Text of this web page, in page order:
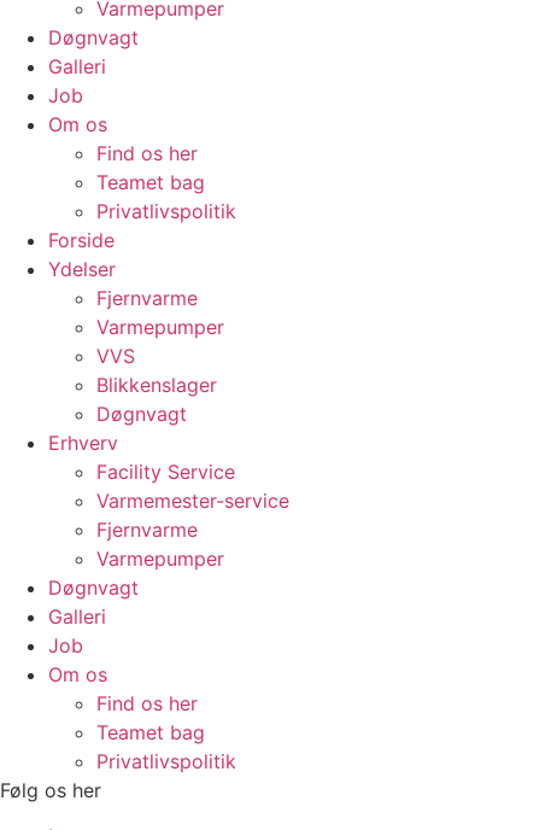
Varmepumper
Døgnvagt
Galleri
Job
Om os
Find os her
Teamet bag
Privatlivspolitik
Forside
Ydelser
Fjernvarme
Varmepumper
VVS
Blikkenslager
Døgnvagt
Erhverv
Facility Service
Varmemester-service
Fjernvarme
Varmepumper
Døgnvagt
Galleri
Job
Om os
Find os her
Teamet bag
Privatlivspolitik
Følg os her